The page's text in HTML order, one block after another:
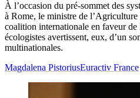
À l’occasion du pré-sommet des
à Rome, le ministre de l’Agriculture
coalition internationale en faveur
écologistes avertissent, eux, d’un
multinationales.
Magdalena PistoriusEuractiv France